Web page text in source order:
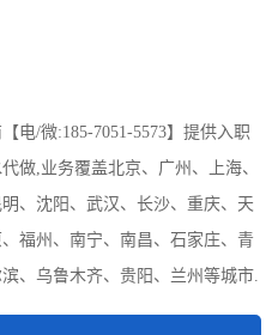
电/微:185-7051-5573】提供入职
做,业务覆盖北京、广州、上海、
、沈阳、武汉、长沙、重庆、天
福州、南宁、南昌、石家庄、青
、乌鲁木齐、贵阳、兰州等城市.